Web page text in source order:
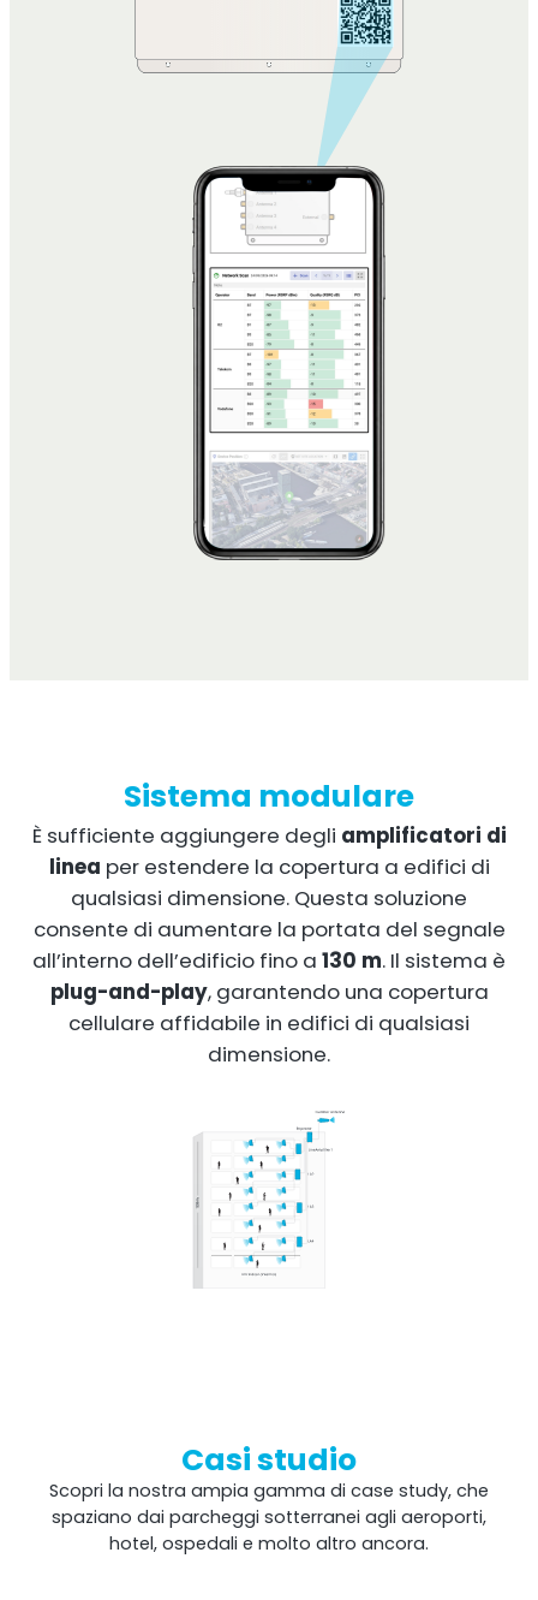
Sistema modulare
È sufficiente aggiungere degli amplificatori di
linea per estendere la copertura a edifici di
qualsiasi dimensione. Questa soluzione
consente di aumentare la portata del segnale
all’interno dell’edificio fino a 130 m. Il sistema è
plug-and-play, garantendo una copertura
cellulare affidabile in edifici di qualsiasi
dimensione.
Casi studio
Scopri la nostra ampia gamma di case study, che
spaziano dai parcheggi sotterranei agli aeroporti,
hotel, ospedali e molto altro ancora.